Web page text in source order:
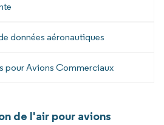
données aéronautiques
pour Avions Commerciaux
de l'air pour avions